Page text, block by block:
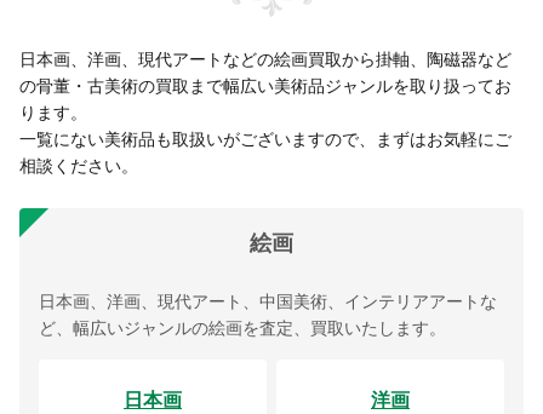
日本画、洋画、現代アートなどの絵画買取から掛軸、陶磁器など
の骨董・古美術の買取まで幅広い美術品ジャンルを取り扱ってお
ります。
一覧にない美術品も取扱いがございますので、まずはお気軽にご
相談ください。
絵画
日本画、洋画、現代アート、中国美術、インテリアアートな
ど、幅広いジャンルの絵画を査定、買取いたします。
日本画 洋画